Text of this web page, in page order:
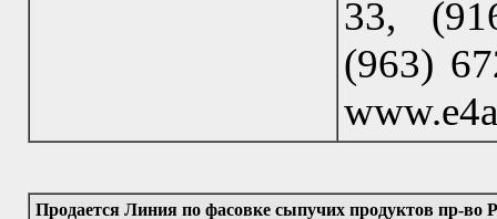
33,
(963)
Продается Линия по фасовке сыпучих продуктов пр-во